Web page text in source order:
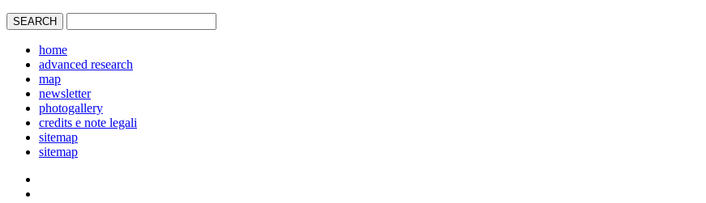
home
advanced research
map
newsletter
photogallery
credits e note legali
sitemap
sitemap